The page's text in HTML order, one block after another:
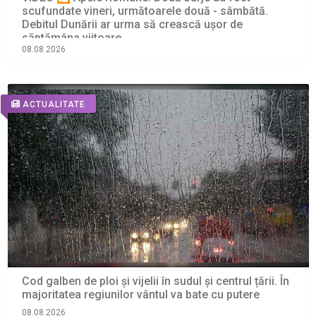
scufundate vineri, următoarele două - sâmbătă.
Debitul Dunării ar urma să crească ușor de
săptămâna viitoare
08.08.2026
ACTUALITATE
Cod galben de ploi și vijelii în sudul și centrul țării. În
majoritatea regiunilor vântul va bate cu putere
08.08.2026